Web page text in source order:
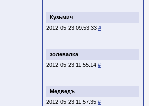
Кузьмич
2012-05-23 09:53:33 #
золевалка
2012-05-23 11:55:14 #
Медведъ
2012-05-23 11:57:35 #